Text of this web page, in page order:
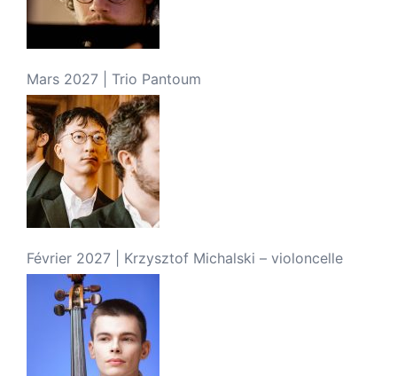
Mars 2027 | Trio Pantoum
Février 2027 | Krzysztof Michalski – violoncelle